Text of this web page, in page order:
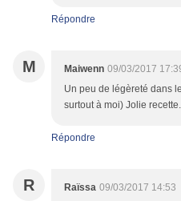
Répondre
M Maiwenn 09/03/2017
Un peu de légèreté dans
surtout à moi) Jolie
Répondre
R Raïssa 09/03/2017 14:53